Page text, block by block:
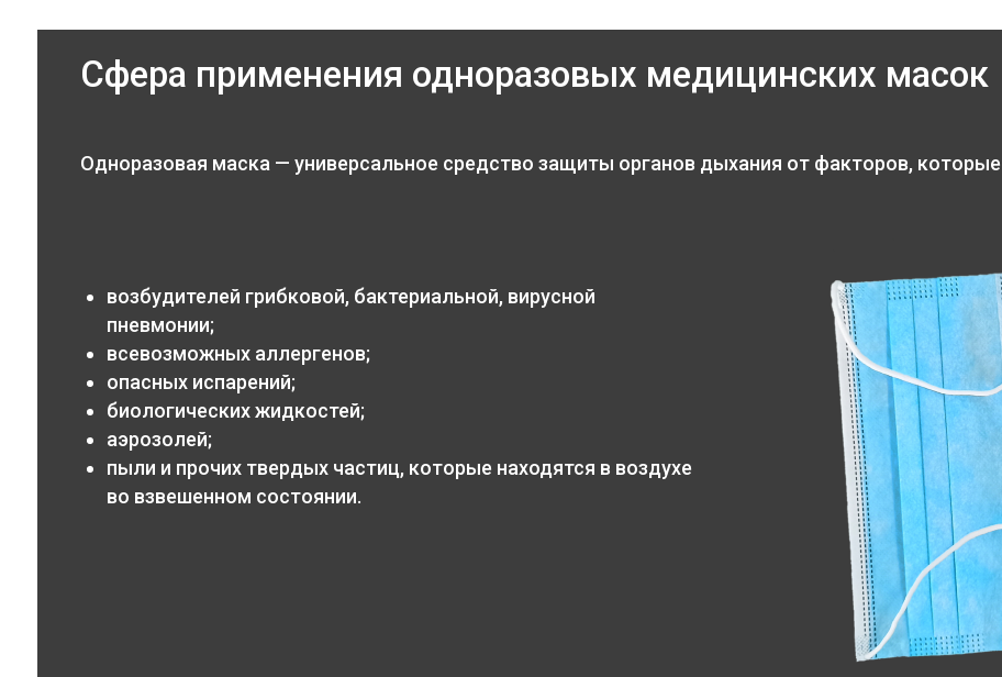
Сфера применения одноразовых медицинских масок
Одноразовая маска — универсальное средство защиты органов дыхания от факторов,
возбудителей грибковой, бактериальной, вирусной
пневмонии;
всевозможных аллергенов;
опасных испарений;
биологических жидкостей;
аэрозолей;
пыли и прочих твердых частиц, которые находятся в воздухе
во взвешенном состоянии.